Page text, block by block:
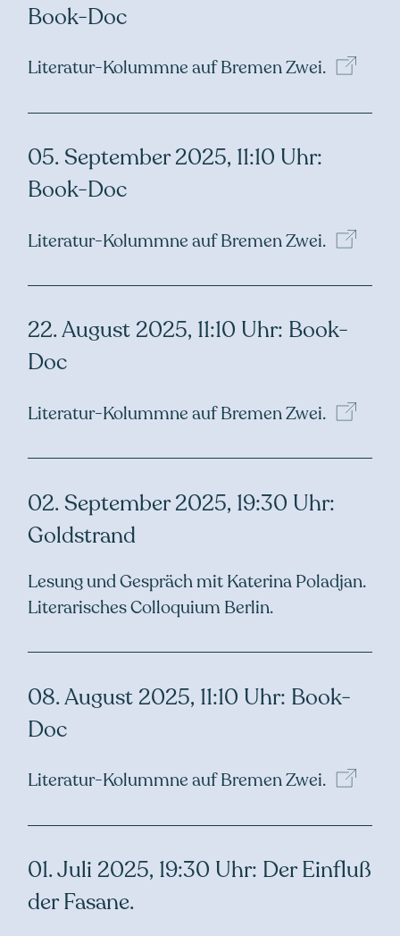
Book-Doc
Literatur-Kolummne auf BremenZwei.
05. September 2025, 11:10 Uhr:
Book-Doc
Literatur-Kolummne auf BremenZwei.
22. August 2025, 11:10 Uhr: Book-
Doc
Literatur-Kolummne auf BremenZwei.
02. September 2025, 19:30 Uhr:
Goldstrand
Lesung und Gespräch mit Katerina Poladjan.
Literarisches Colloquium Berlin.
08. August 2025, 11:10 Uhr: Book-
Doc
Literatur-Kolummne auf BremenZwei.
01. Juli 2025, 19:30 Uhr: Der Einfluß
der Fasane.